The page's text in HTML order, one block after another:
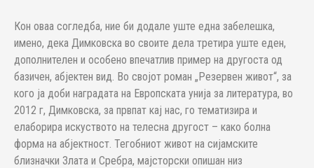
Кон оваа согледба, ние би додале уште една забелешка,
имено, дека Димковска во своите дела третира уште еден,
дополнителен и особено впечатлив пример на другоста од
базичен, абјектен вид. Во својот роман „Резервен живот“, за
кого ја доби наградата на Европската унија за литература, во
2012 г, Димковска, за првпат кај нас, го тематизира и
елаборира искуството на телесна другост – како болна
форма на абјектност. Тегобниот живот на сијамските
близначки Злата и Сребра, мајсторски опишан низ